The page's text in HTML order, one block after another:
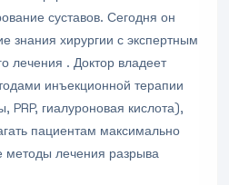
суставов. Сегодня он
знания хирургии с экспертным
лечения . Доктор владеет
инъекционной терапии
PRP, гиалуроновая кислота),
пациентам максимально
лечения разрыва